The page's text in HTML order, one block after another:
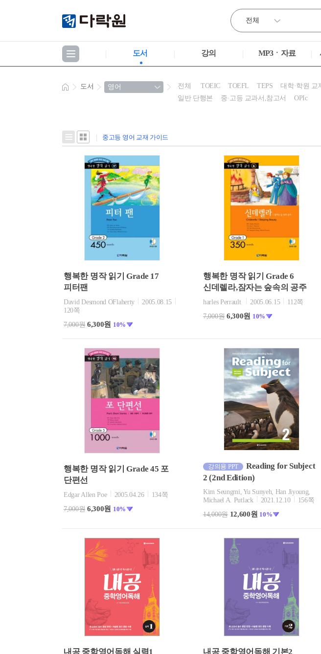
도서 강의 MP3ㆍ자료
도서 전체 TOEIC TOEFL TEPS 대학·학원 교
일반 단행본
중·고등 교과서,참고서 OPIc
중고등 영어 교재 가이드
행복한 명작 읽기 Grade 17
피터팬
David Desmond OFlaherty
2005.08.15
120쪽
7,000원 6,300원 10%
행복한 명작 읽기 Grade 6
신데렐라,잠자는 숲속의 공주
harles Perrault 2005.06.15
112쪽
7,000원 6,300원 10%
행복한 명작 읽기 Grade 45 포
단편선
Edgar Allen Poe 2005.04.26
134쪽
7,000원 6,300원 10%
강의용 PPT
Reading for Subject
2 (2nd Edition)
Kim Seungmi, Yu Sunyeh, Han Jiyoung,
Michael A. Putlack
2021.12.10
156쪽
14,000원 12,600원 10%
내공 중학영어독해 실력1 내공 중학영어독해 기본2